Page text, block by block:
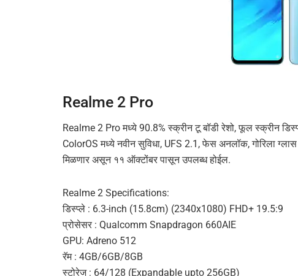
Realme 2 Pro
Realme 2 Pro मध्ये 90.8% स्क्रीन टू बॉडी रेशो, फूल स्क्रीन
ColorOS मध्ये नवीन सुविधा, UFS 2.1, फेस अनलॉक, गोरिला
मिळणार असून ११ ऑक्टोंबर पासून उपलब्ध होईल.
Realme 2 Specifications:
डिस्प्ले : 6.3-inch (15.8cm) (2340х1080) FHD+ 19.5:9
प्रोसेसर : Qualcomm Snapdragon 660AIE
GPU: Adreno 512
रॅम : 4GB/6GB/8GB
स्टोरेज : 64/128 (Expandable upto 256GB)